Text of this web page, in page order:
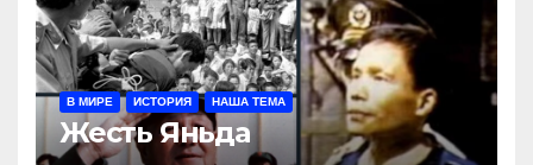
В МИРЕ ИСТОРИЯ НАША ТЕМА
Жесть Яньда